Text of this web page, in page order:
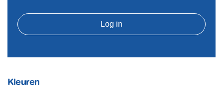
Log in
Kleuren